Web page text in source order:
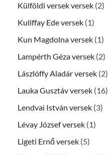
Külföldi versek versek (2)
Kuliffay Ede versek (1)
Kun Magdolna versek (1)
Lampérth Géza versek (2)
Lászlóffy Aladár versek (2)
Lauka Gusztáv versek (16)
Lendvai István versek (3)
Lévay József versek (1)
Ligeti Ernő versek (5)